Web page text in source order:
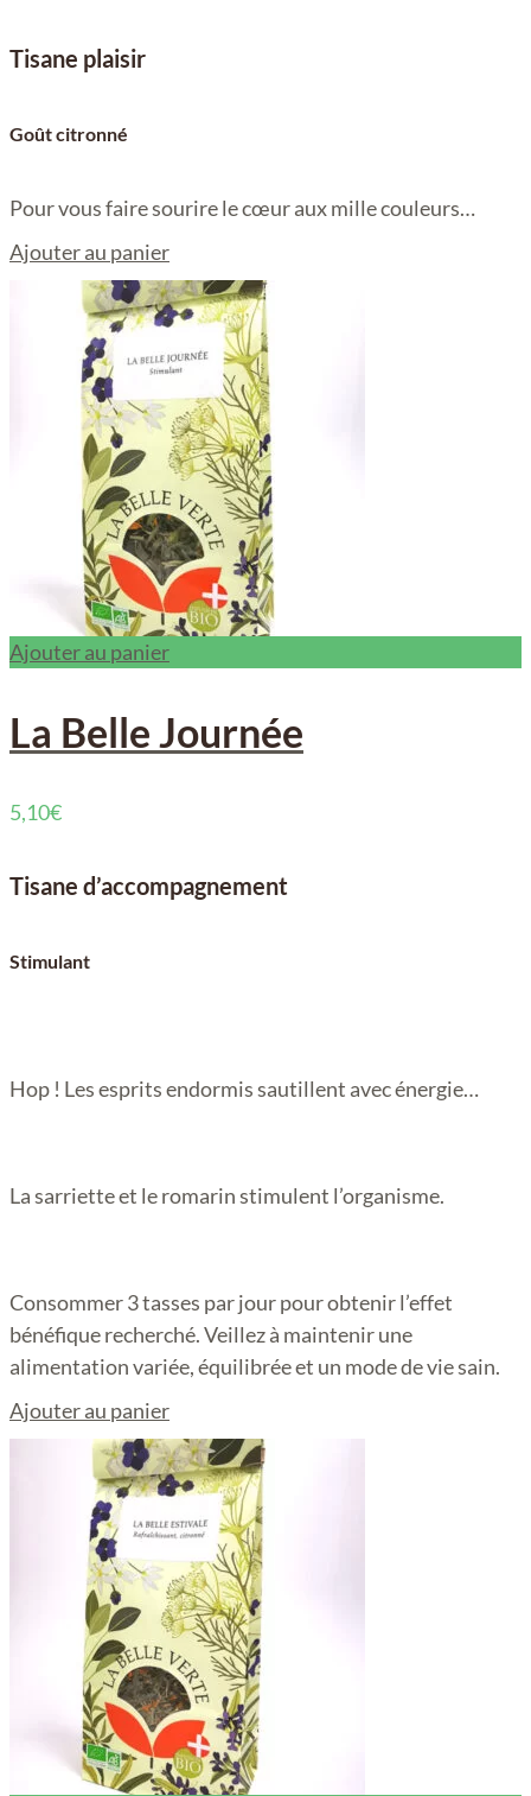
Tisane plaisir
Goût citronné
Pour vous faire sourire le cœur aux mille couleurs…
Ajouter au panier
Ajouter au panier
La Belle Journée
5,10€
Tisane d’accompagnement
Stimulant
Hop ! Les esprits endormis sautillent avec énergie…
La sarriette et le romarin stimulent l’organisme.
Consommer 3 tasses par jour pour obtenir l’effet
bénéfique recherché. Veillez à maintenir une
alimentation variée, équilibrée et un mode de vie sain.
Ajouter au panier